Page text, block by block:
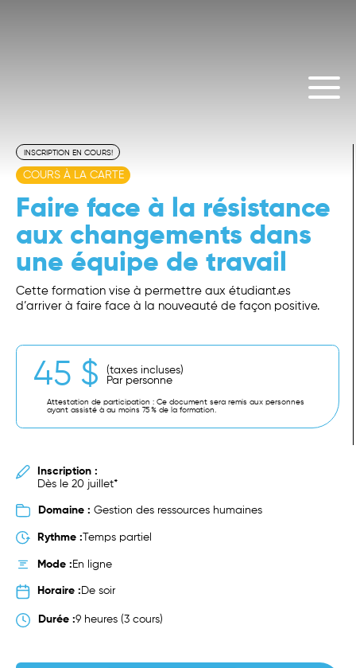
INSCRIPTION EN COURS!
COURS À LA CARTE
Faire face à la résistance
aux changements dans
une équipe de travail
Cette formation vise à permettre aux étudiant.es
d’arriver à faire face à la nouveauté de façon positive.
45 $
(taxes incluses)
Par personne
Attestation de participation : Ce document sera remis aux personnes
ayant assisté à au moins 75 % de la formation.
Inscription :
Dès le 20 juillet*
Domaine : Gestion des ressources humaines
Rythme : Temps partiel
Mode : En ligne
Horaire : De soir
Durée :9 heures (3 cours)